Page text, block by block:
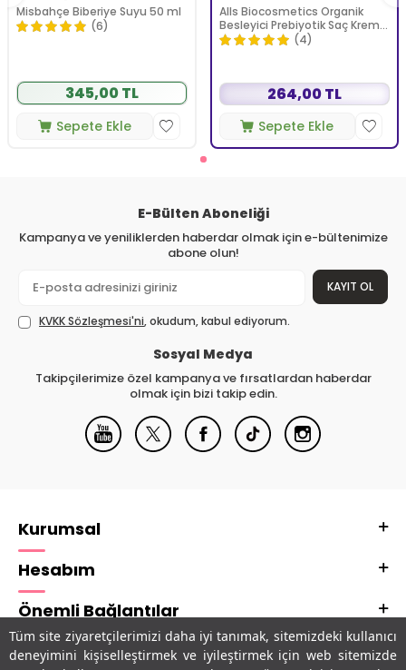
Tüm site ziyaretçilerimizi daha iyi tanımak, sitemizdeki kullanıcı
deneyimini kişiselleştirmek ve iyileştirmek için web sitemizde
Misbahçe Biberiye Suyu 50 ml
(6)
345,00 TL
Sepete Ekle
Alls Biocosmetics Organik
Besleyici Prebiyotik Saç Kremi
350 ml
(4)
264,00 TL
Sepete Ekle
E-Bülten Aboneliği
Kampanya ve yeniliklerden haberdar olmak için e-bültenimize
abone olun!
KAYIT OL
KVKK Sözleşmesi'ni, okudum, kabul ediyorum.
Sosyal Medya
Takipçilerimize özel kampanya ve fırsatlardan haberdar
olmak için bizi takip edin.
Kurumsal
Hesabım
Önemli Bağlantılar
Adres & İletişim